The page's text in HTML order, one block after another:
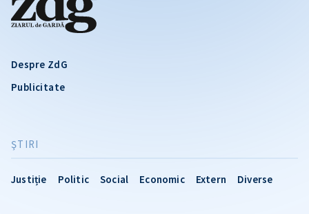
Despre ZdG
Publicitate
ŞTIRI
Justiție Politic Social Economic Extern Diverse